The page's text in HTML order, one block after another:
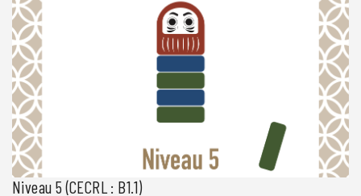
compétences professionnelles à l’oral comme à l’écrit. Le
vocabulaire est de plus en plus complet et précis et l’étude des
kanji se poursuit. Les structures de phrases abordées sont très
nuancées et répondent à des […]
Niveau 5 (CECRL : B1.1)